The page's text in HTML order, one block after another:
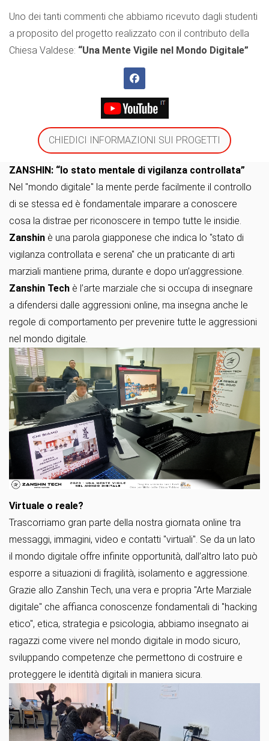
Uno dei tanti commenti che abbiamo ricevuto dagli studenti
a proposito del progetto realizzato con il contributo della
Chiesa Valdese: “Una Mente Vigile nel Mondo Digitale”
CHIEDICI INFORMAZIONI SUI PROGETTI
ZANSHIN: “lo stato mentale di vigilanza controllata”
Nel "mondo digitale" la mente perde facilmente il controllo
di se stessa ed è fondamentale imparare a conoscere
cosa la distrae per riconoscere in tempo tutte le insidie.
Zanshin è una parola giapponese che indica lo "stato di
vigilanza controllata e serena" che un praticante di arti
marziali mantiene prima, durante e dopo un’aggressione.
Zanshin Tech è l’arte marziale che si occupa di insegnare
a difendersi dalle aggressioni online, ma insegna anche le
regole di comportamento per prevenire tutte le aggressioni
nel mondo digitale
Virtuale o reale?
Trascorriamo gran parte della nostra giornata online tra
messaggi, immagini, video e contatti "virtuali". Se da un lato
il mondo digitale offre infinite opportunità, dall’altro lato può
esporre a situazioni di fragilità, isolamento e aggressione.
Grazie allo Zanshin Tech, una vera e propria "Arte Marziale
digitale" che affianca conoscenze fondamentali di "hacking
etico", etica, strategia e psicologia, abbiamo insegnato ai
ragazzi come vivere nel mondo digitale in modo sicuro,
sviluppando competenze che permettono di costruire e
proteggere le identità digitali in maniera sicura.